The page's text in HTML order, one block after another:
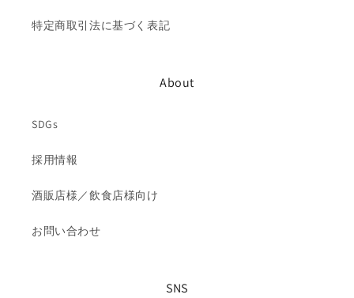
特定商取引法に基づく表記
About
SDGs
採用情報
酒販店様／飲食店様向け
お問い合わせ
SNS